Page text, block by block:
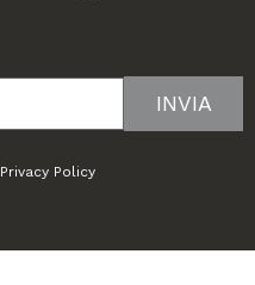
Privacy Policy